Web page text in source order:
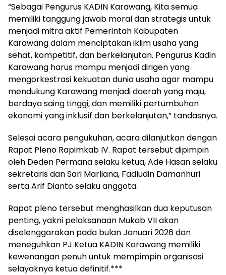
“Sebagai Pengurus KADIN Karawang, Kita semua
memiliki tanggung jawab moral dan strategis untuk
menjadi mitra aktif Pemerintah Kabupaten
Karawang dalam menciptakan iklim usaha yang
sehat, kompetitif, dan berkelanjutan. Pengurus Kadin
Karawang harus mampu menjadi dirigen yang
mengorkestrasi kekuatan dunia usaha agar mampu
mendukung Karawang menjadi daerah yang maju,
berdaya saing tinggi, dan memiliki pertumbuhan
ekonomi yang inklusif dan berkelanjutan,” tandasnya.
Selesai acara pengukuhan, acara dilanjutkan dengan
Rapat Pleno Rapimkab IV. Rapat tersebut dipimpin
oleh Deden Permana selaku ketua, Ade Hasan selaku
sekretaris dan Sari Marliana, Fadludin Damanhuri
serta Arif Dianto selaku anggota.
Rapat pleno tersebut menghasilkan dua keputusan
penting, yakni pelaksanaan Mukab VII akan
diselenggarakan pada bulan Januari 2026 dan
meneguhkan PJ Ketua KADIN Karawang memiliki
kewenangan penuh untuk mempimpin organisasi
selayaknya ketua definitif.***